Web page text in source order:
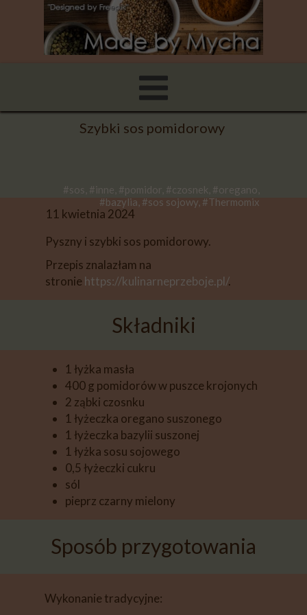
#sos, #inne, #pomidor, #czosnek, #oregano,
#bazylia, #sos sojowy, #Thermomix
11 kwietnia 2024
Szybki sos pomidorowy
Pyszny i szybki sos pomidorowy.
Przepis znalazłam na
stronie https://kulinarneprzeboje.pl/.
Składniki
1 łyżka masła
400 g pomidorów w puszce krojonych
2 ząbki czosnku
1 łyżeczka oregano suszonego
1 łyżeczka bazylii suszonej
1 łyżka sosu sojowego
0,5 łyżeczki cukru
sól
pieprz czarny mielony
Sposób przygotowania
Wykonanie tradycyjne: